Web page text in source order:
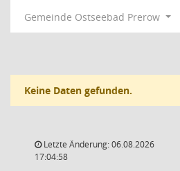
Gemeinde Ostseebad Prerow
Keine Daten gefunden.
Letzte Änderung: 06.08.2026
17:04:58